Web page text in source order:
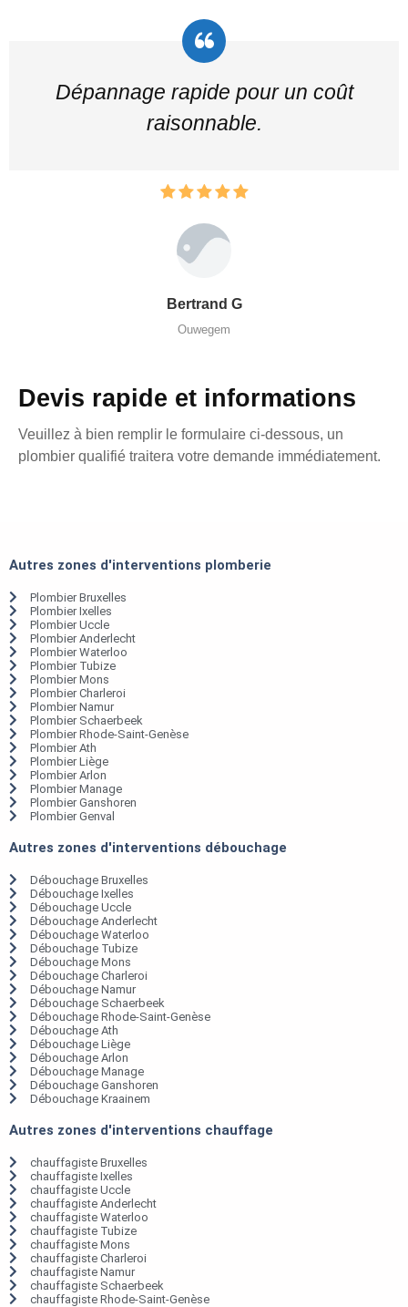
Dépannage rapide pour un coût
raisonnable.
Bertrand G
Ouwegem
Devis rapide et informations
Veuillez à bien remplir le formulaire ci-dessous, un
plombier qualifié traitera votre demande immédiatement.
Autres zones d'interventions plomberie
Plombier Bruxelles
Plombier Ixelles
Plombier Uccle
Plombier Anderlecht
Plombier Waterloo
Plombier Tubize
Plombier Mons
Plombier Charleroi
Plombier Namur
Plombier Schaerbeek
Plombier Rhode-Saint-Genèse
Plombier Ath
Plombier Liège
Plombier Arlon
Plombier Manage
Plombier Ganshoren
Plombier Genval
Autres zones d'interventions débouchage
Débouchage Bruxelles
Débouchage Ixelles
Débouchage Uccle
Débouchage Anderlecht
Débouchage Waterloo
Débouchage Tubize
Débouchage Mons
Débouchage Charleroi
Débouchage Namur
Débouchage Schaerbeek
Débouchage Rhode-Saint-Genèse
Débouchage Ath
Débouchage Liège
Débouchage Arlon
Débouchage Manage
Débouchage Ganshoren
Débouchage Kraainem
Autres zones d'interventions chauffage
chauffagiste Bruxelles
chauffagiste Ixelles
chauffagiste Uccle
chauffagiste Anderlecht
chauffagiste Waterloo
chauffagiste Tubize
chauffagiste Mons
chauffagiste Charleroi
chauffagiste Namur
chauffagiste Schaerbeek
chauffagiste Rhode-Saint-Genèse